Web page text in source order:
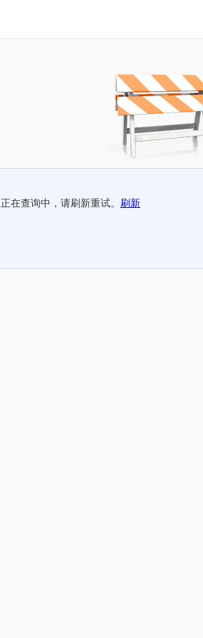
正在查询中，请刷新重试。 刷新